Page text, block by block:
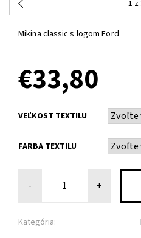
1 z
Mikina classic s logom Ford
€33,80
VEĽKOST TEXTILU
FARBA TEXTILU
- +
Kategória: